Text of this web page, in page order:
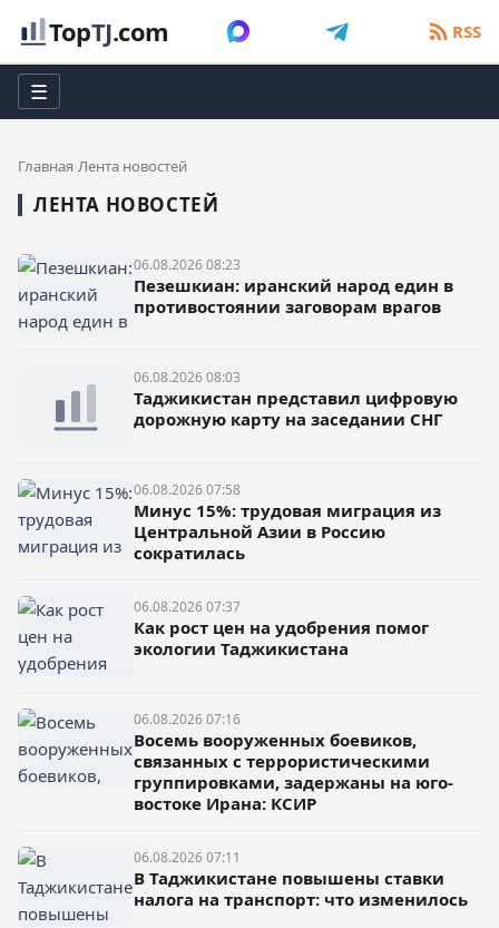
TopTJ.com RSS
☰
Главная Лента новостей
ЛЕНТА НОВОСТЕЙ
06.08.2026 08:23
Пезешкиан: иранский народ един в
противостоянии заговорам врагов
06.08.2026 08:03
Таджикистан представил цифровую
дорожную карту на заседании СНГ
06.08.2026 07:58
Минус 15%: трудовая миграция из
Центральной Азии в Россию
сократилась
06.08.2026 07:37
Как рост цен на удобрения помог
экологии Таджикистана
06.08.2026 07:16
Восемь вооруженных боевиков,
связанных с террористическими
группировками, задержаны на юго-
востоке Ирана: КСИР
06.08.2026 07:11
В Таджикистане повышены ставки
налога на транспорт: что изменилось